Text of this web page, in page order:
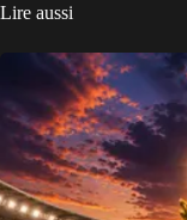
Lire aussi